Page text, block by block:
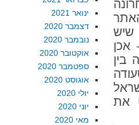
שיש
אכן
בין
את
ינואר 2021
דצמבר 2020
נובמבר 2020
אוקטובר 2020
ספטמבר 2020
אוגוסט 2020
יולי 2020
יוני 2020
מאי 2020